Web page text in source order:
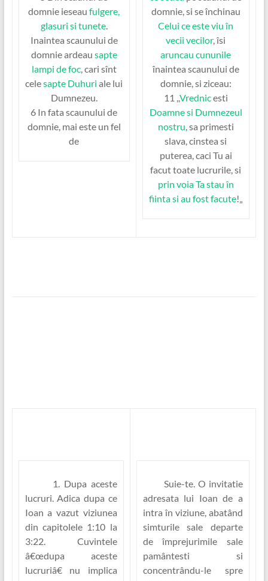
domnie ieseaufulgere,
glasuri si tunete.
Inaintea scaunului de
domnie ardeau sapte
lampi de foc, cari sînt
celesapte Duhuri ale lui
Dumnezeu.
6 In fata scaunului de
domnie, mai este un fel
de
domnie, si se închinau
Celui ce este viu în
vecii vecilor, îsi
aruncau cununile
înaintea scaunului de
domnie, si ziceau:
11 ,,Vrednicesti
Doamne si Dumnezeul
nostru, sa primesti
slava, cinstea si
puterea, caci Tu ai
facut toate lucrurile, si
prin voia Tastau în
fiinta si au fost facute!„
1. Dupa aceste
lucruri.Adica dupa ce
Ioan a vazut viziunea
din capitolele 1:10 la
3:22. Cuvintele
â€œdupa aceste
lucruriâ€ nu implica
Suie-te.O invitatie
adresata lui Ioan de a
intra în viziune, abatând
simturile sale departe
de împrejurimile sale
pamântesti si
concentrându-le spre